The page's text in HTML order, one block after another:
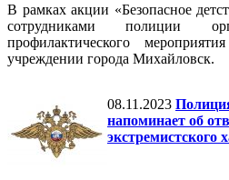
В рамках акции «Безопасное
сотрудниками полиции
профилактического
учреждении города Михайловск.
08.11.2023
напоминает об
экстремистского